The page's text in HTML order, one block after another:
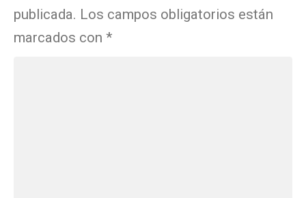
publicada. Los campos obligatorios están
marcados con *